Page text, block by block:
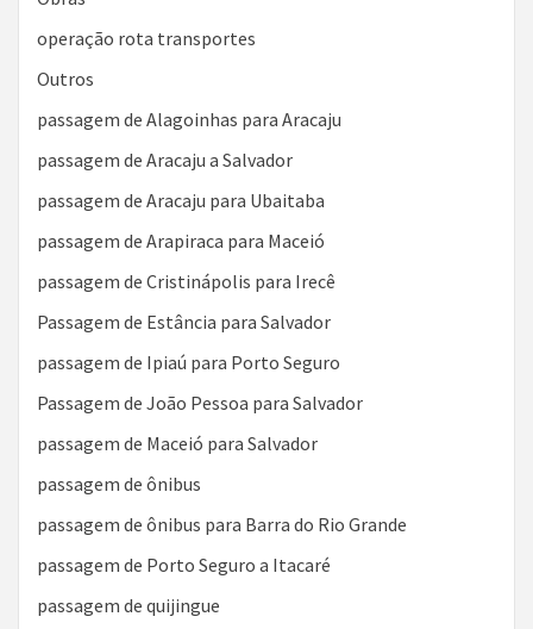
operação rota transportes
Outros
passagem de Alagoinhas para Aracaju
passagem de Aracaju a Salvador
passagem de Aracaju para Ubaitaba
passagem de Arapiraca para Maceió
passagem de Cristinápolis para Irecê
Passagem de Estância para Salvador
passagem de Ipiaú para Porto Seguro
Passagem de João Pessoa para Salvador
passagem de Maceió para Salvador
passagem de ônibus
passagem de ônibus para Barra do Rio Grande
passagem de Porto Seguro a Itacaré
passagem de quijingue